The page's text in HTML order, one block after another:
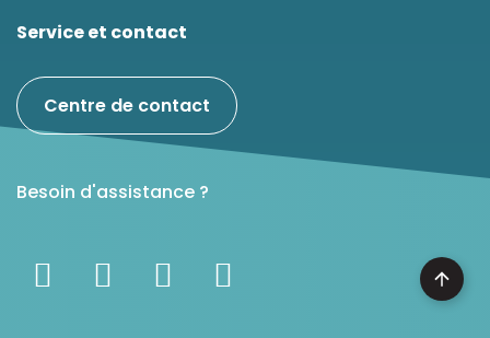
Service et contact
Centre de contact
Besoin d'assistance ?